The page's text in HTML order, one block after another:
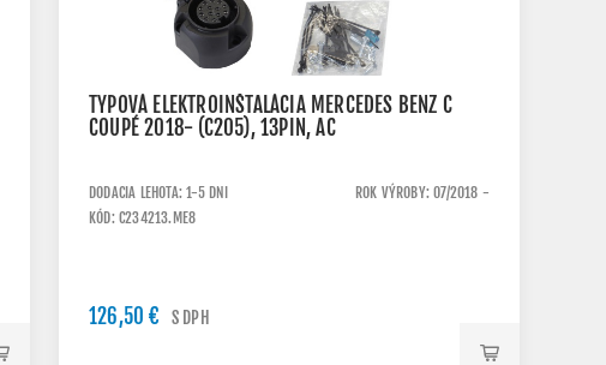
TYPOVÁ ELEKTROINŠTALÁCIA MERCEDES BENZ C
COUPÉ 2018- (C205), 13PIN, AC
DODACIA LEHOTA: 1-5 DNI
ROK VÝROBY: 07/2018 -
KÓD: C234213.ME8
126,50 € S DPH